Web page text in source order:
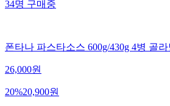
34명구매중
폰타나 파스타소스 600g/430g 4병 골
26,000원
20%20,900원